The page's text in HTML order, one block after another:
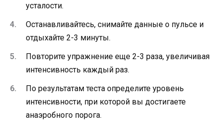
усталости.
Останавливайтесь, снимайте данные о пульсе и
отдыхайте 2-3 минуты.
Повторите упражнение еще 2-3 раза, увеличивая
интенсивность каждый раз.
По результатам теста определите уровень
интенсивности, при которой вы достигаете
анаэробного порога.